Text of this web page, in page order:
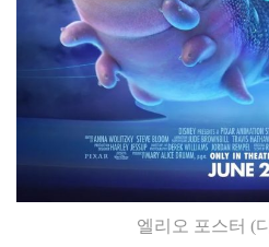
엘리오 포스터 (